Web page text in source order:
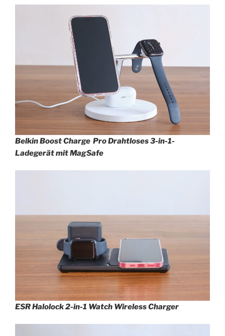
Belkin Boost Charge Pro Drahtloses 3-in-1-
Ladegerät mit MagSafe
ESR Halolock 2-in-1 Watch Wireless Charger